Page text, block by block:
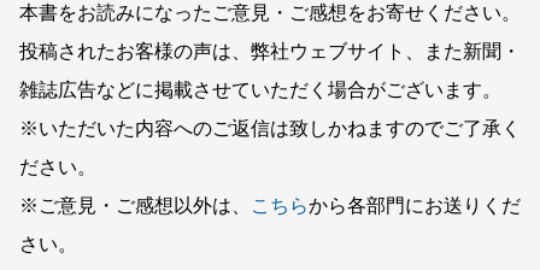
本書をお読みになったご意見・ご感想をお寄せください。
投稿されたお客様の声は、弊社ウェブサイト、また新聞・
雑誌広告などに掲載させていただく場合がございます。
※いただいた内容へのご返信は致しかねますのでご了承く
ださい。
※ご意見・ご感想以外は、
こちらから各部門にお送りくだ
さい。